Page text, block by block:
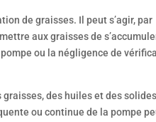
de graisses. Il peut s’agir, par
aux graisses de
ou la négligence de
des huiles et des solides
ou continue de la pompe